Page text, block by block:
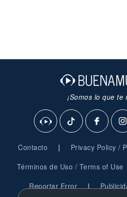
¡Somos lo que te
Contacto | Privacy Policy /
Términos de Uso / Terms of Use
Reportar Error |